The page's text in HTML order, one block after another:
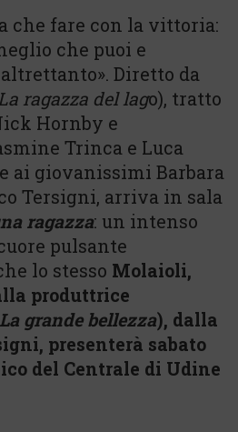
che fare con la vittoria:
che puoi e
Diretto da
La ragazza del lago), tratto
Hornby e
Trinca e Luca
ai giovanissimi Barbara
Tersigni, arriva in sala
ragazza: un intenso
pulsante
lo stesso Molaioli,
produttrice
La grande bellezza), dalla
presenterà sabato
del Centrale di Udine